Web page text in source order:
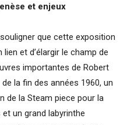
et enjeux
que cette exposition
et d’élargir le champ de
importantes de Robert
la fin des années 1960, un
de la Steam piece pour la
un grand labyrinthe